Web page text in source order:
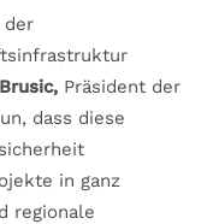
der
Präsident der
dass diese
in ganz
regionale